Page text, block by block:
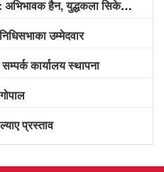
सिकेको पुस्तालाई अग्रपंक्ति दिने समय
उम्मेदवार
कार्यालय स्थापना
प्रस्ताव